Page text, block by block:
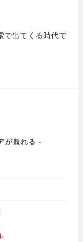
で出てくる時代で
が頼れる